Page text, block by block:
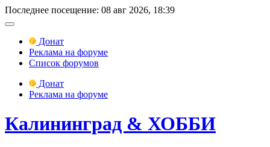
Последнее посещение: 08 авг 2026, 18:39
Донат
Реклама на форуме
Список форумов
Донат
Реклама на форуме
Калининград & ХОББИ